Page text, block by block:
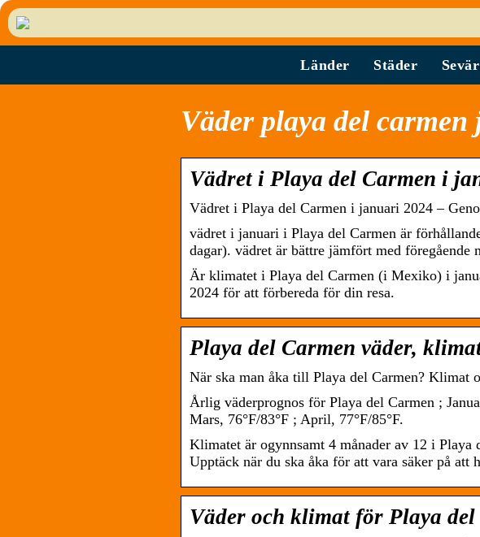
Länder Städer
Väder playa del
Vädret i Playa del Carmen i
Vädret i Playa del Carmen i januari 2024 –
vädret i januari i Playa del Carmen är
dagar). vädret är bättre jämfört med föregående
Är klimatet i Playa del Carmen (i Mexiko) i
2024 för att förbereda för din resa.
Playa del Carmen väder,
När ska man åka till Playa del Carmen? Klimat
Årlig väderprognos för Playa del Carmen ;
Mars, 76°F/83°F ; April, 77°F/85°F.
Klimatet är ogynnsamt 4 månader av 12 i
Upptäck när du ska åka för att vara säker på att
Väder och klimat för Playa del